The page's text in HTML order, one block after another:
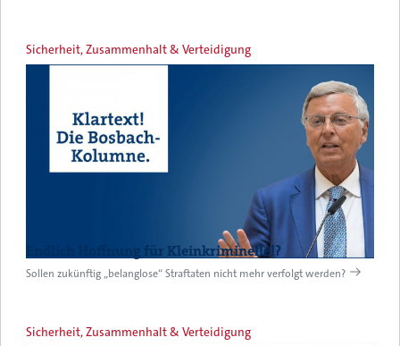
Sicherheit, Zusammenhalt & Verteidigung
Endlich Hoffnung für Kleinkriminelle!?
Sollen zukünftig „belanglose“ Straftaten nicht mehr verfolgt werden?
Sicherheit, Zusammenhalt & Verteidigung